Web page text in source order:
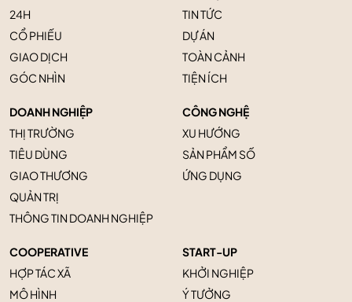
24H
CỔ PHIẾU
GIAO DỊCH
GÓC NHÌN
TIN TỨC
DỰ ÁN
TOÀN CẢNH
TIỆN ÍCH
DOANH NGHIỆP
THỊ TRƯỜNG
TIÊU DÙNG
GIAO THƯƠNG
QUẢN TRỊ
THÔNG TIN DOANH NGHIỆP
CÔNG NGHỆ
XU HƯỚNG
SẢN PHẨM SỐ
ỨNG DỤNG
COOPERATIVE
HỢP TÁC XÃ
MÔ HÌNH
START-UP
KHỞI NGHIỆP
Ý TƯỞNG